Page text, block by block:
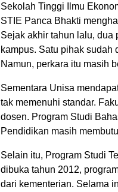
Sekolah Tinggi Ilmu
STIE Panca Bhakti
Sejak akhir tahun lalu, dua
kampus. Satu pihak
Namun, perkara itu masih
Sementara Unisa
tak memenuhi standar.
dosen. Program Studi
Pendidikan masih
Selain itu, Program Studi
dibuka tahun 2012,
dari kementerian. Selama